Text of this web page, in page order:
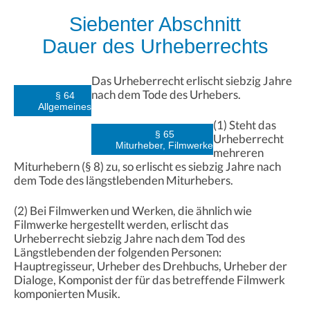
Siebenter Abschnitt
Dauer des Urheberrechts
§ 64
Allgemeines
Das Urheberrecht erlischt siebzig Jahre
nach dem Tode des Urhebers.
§ 65
Miturheber, Filmwerke
(1) Steht das
Urheberrecht
mehreren
Miturhebern (§ 8) zu, so erlischt es siebzig Jahre nach
dem Tode des längstlebenden Miturhebers.
(2) Bei Filmwerken und Werken, die ähnlich wie
Filmwerke hergestellt werden, erlischt das
Urheberrecht siebzig Jahre nach dem Tod des
Längstlebenden der folgenden Personen:
Hauptregisseur, Urheber des Drehbuchs, Urheber der
Dialoge, Komponist der für das betreffende Filmwerk
komponierten Musik.